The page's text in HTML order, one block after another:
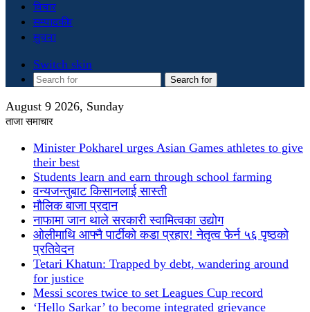
विचार
सम्पादकीय
सुचना
Switch skin
Search for
August 9 2026, Sunday
ताजा समाचार
Minister Pokharel urges Asian Games athletes to give
their best
Students learn and earn through school farming
वन्यजन्तुबाट किसानलाई सास्ती
मौलिक बाजा प्रदान
नाफामा जान थाले सरकारी स्वामित्वका उद्योग
ओलीमाथि आफ्नै पार्टीको कडा प्रहार! नेतृत्व फेर्न ५६ पृष्ठको
प्रतिवेदन
Tetari Khatun: Trapped by debt, wandering around
for justice
Messi scores twice to set Leagues Cup record
‘Hello Sarkar’ to become integrated grievance